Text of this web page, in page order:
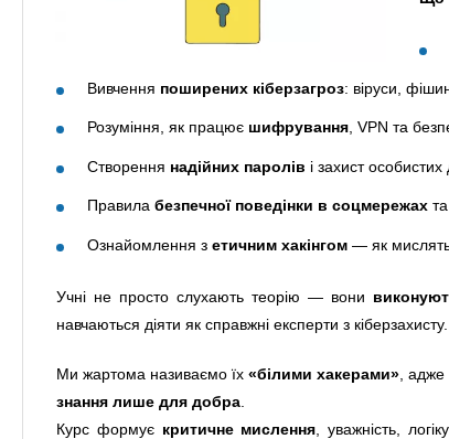
Вивчення поширених кіберзагроз: віруси,
Розуміння, як працює шифрування , VPN та
Створення надійних паролів і захист особистих
Правила безпечної поведінки в соцмережах
Ознайомлення з етичним хакінгом — як мислять
Учні не просто слухають теорію — вони
навчаються діяти як справжні експерти з кіберзахисту.
Ми жартома називаємо їх «білими хакерами» ,
знання лише для добра
Курс формує критичне мислення , уважність,